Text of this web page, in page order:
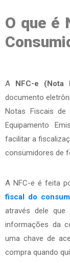
O que é
A NFC-e (Nota
documento
Notas Fiscais
Equipamento
facilitar a
consumidores de
A NFC-e é feita
fiscal do
através dele
informações da
uma chave de
compra quando